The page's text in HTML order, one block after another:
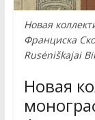
Новая
Франциска
Rusėniškajai
Новая